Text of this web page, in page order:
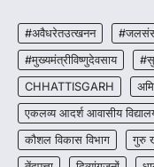
3
#अवैधरेतउत्खनन
#मुख्यमंत्रीविष्णुदेवसाय
CHHATTISGARH
एकलव्य आदर्श आवासीय
कौशल विकास विभाग
गुरु